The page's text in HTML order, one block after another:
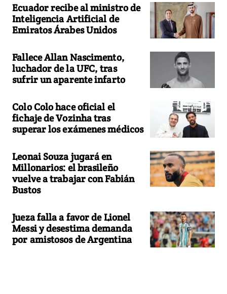
Ecuador recibe al ministro de
Inteligencia Artificial de
Emiratos Árabes Unidos
Fallece Allan Nascimento,
luchador de la UFC, tras
sufrir un aparente infarto
Colo Colo hace oficial el
fichaje de Vozinha tras
superar los exámenes médicos
Leonai Souza jugará en
Millonarios: el brasileño
vuelve a trabajar con Fabián
Bustos
Jueza falla a favor de Lionel
Messi y desestima demanda
por amistosos de Argentina